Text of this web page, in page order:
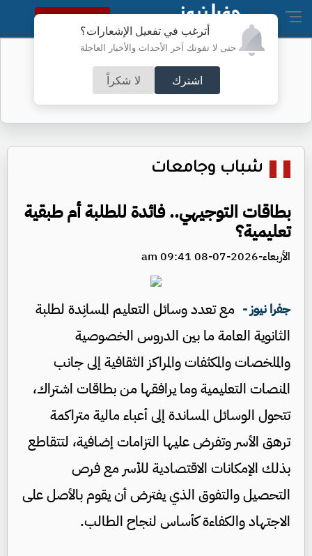
أترغب في تفعيل الإشعارات؟
حتى لا تفوتك آخر الأحداث والأخبار العاجلة
اشترك لا شكراً
النسخة الكاملة
شباب وجامعات
بطاقات التوجيهي.. فائدة للطلبة أم طبقية
تعليمية؟
الأربعاء-2026-07-08 09:41 am
جفرا نيوز - مع تعدد وسائل التعليم المسانِدة لطلبة
الثانوية العامة ما بين الدروس الخصوصية
والملخصات والمكثفات والمراكز الثقافية إلى جانب
المنصات التعليمية وما يرافقها من بطاقات اشتراك،
تتحول الوسائل المساندة إلى أعباء مالية متراكمة
ترهق الأسر وتفرض عليها التزامات إضافية، لتتقاطع
بذلك الإمكانات الاقتصادية للأسر مع فرص
التحصيل والتفوق الذي يفترض أن يقوم بالأصل على
الاجتهاد والكفاءة كأساس لنجاح الطالب.